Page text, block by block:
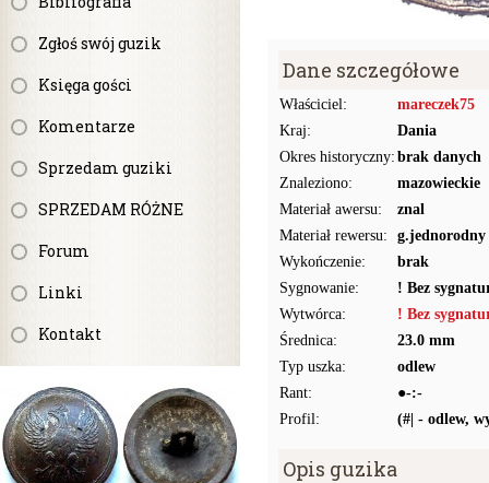
Zgłoś swój guzik
Księga gości
Komentarze
Sprzedam guziki
SPRZEDAM RÓŻNE
Forum
Linki
Kontakt
Dane szczegółowe
Właściciel:
mareczek75
Kraj:
Dania
Okres historyczny: brak danych
Znaleziono:
mazowieckie
Materiał awersu:
znal
Materiał rewersu:
g.jednorodny
Wykończenie:
brak
Sygnowanie:
! Bez
Wytwórca:
! Bez
Średnica:
23.0 mm
Typ uszka:
odlew
Rant:
●-:-
Profil:
(#| - odlew,
Opis guzika